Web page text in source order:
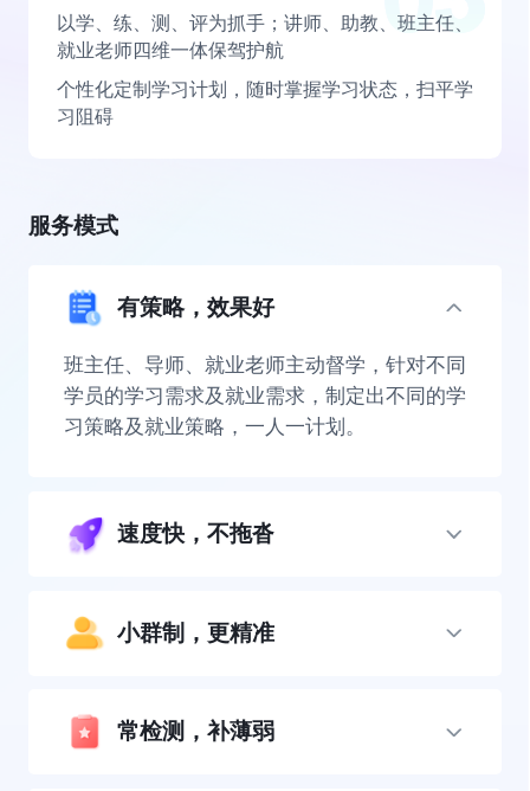
以学、练、测、评为抓手；讲师、助教、班主任、
就业老师四维一体保驾护航
个性化定制学习计划，随时掌握学习状态，扫平学
习阻碍
服务模式
有策略，效果好
班主任、导师、就业老师主动督学，针对不同
学员的学习需求及就业需求，制定出不同的学
习策略及就业策略，一人一计划。
速度快，不拖沓
小群制，更精准
常检测，补薄弱